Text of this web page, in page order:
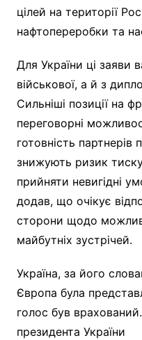
цілей на території
нафтопереробки та
Для України ці заяви
військової, а й з
Сильніші позиції на
переговорні
готовність
знижують ризик
прийняти невигідні
додав, що очікує
сторони щодо
майбутніх зустрічей.
Україна, за його
Європа була
голос був
президента України